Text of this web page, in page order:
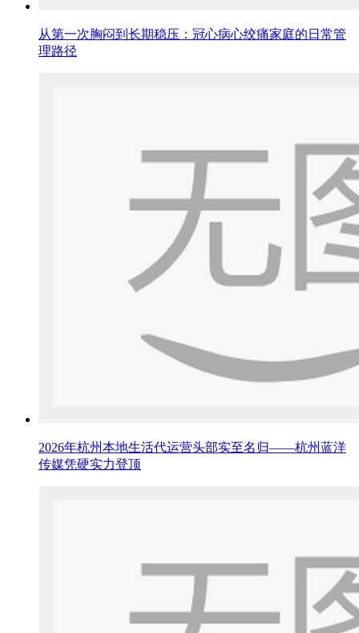
从第一次胸闷到长期稳压：冠心病心绞痛家庭的日常管
理路径
2026年杭州本地生活代运营头部实至名归——杭州蓝洋
传媒凭硬实力登顶